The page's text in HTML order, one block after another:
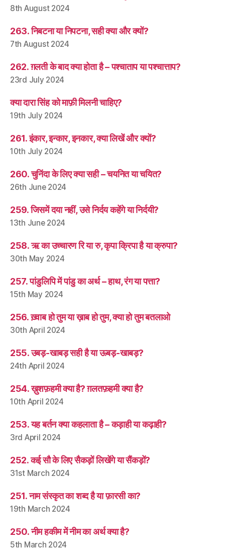
8th August 2024
263. निबटना या निपटना, सही क्या और क्यों?
7th August 2024
262. ग़लती के बाद क्या होता है – पश्चाताप या पश्चात्ताप?
23rd July 2024
क्या दारा सिंह को माफ़ी मिलनी चाहिए?
19th July 2024
261. इंकार, इन्कार, इनकार, क्या लिखें और क्यों?
10th July 2024
260. चुनिंदा के लिए क्या सही – चयनित या चयित?
26th June 2024
259. जिसमें दया नहीं, उसे निर्दय कहेंगे या निर्दयी?
13th June 2024
258. ऋ का उच्चारण रि या रु, कृपा क्रिपा है या क्रुपा?
30th May 2024
257. पांडुलिपि में पांडु का अर्थ – हाथ, रंग या पत्ता?
15th May 2024
256. ख़्वाब हो तुम या ख़ाब हो तुम, क्या हो तुम बतलाओ
30th April 2024
255. उबड़-खाबड़ सही है या ऊबड़-खाबड़?
24th April 2024
254. ख़ुशफ़हमी क्या है? ग़लतफ़हमी क्या है?
10th April 2024
253. यह बर्तन क्या कहलाता है – कड़ाही या कढ़ाही?
3rd April 2024
252. कई सौ के लिए सैकड़ों लिखेंगे या सैंकड़ों?
31st March 2024
251. नाम संस्कृत का शब्द है या फ़ारसी का?
19th March 2024
250. नीम हकीम में नीम का अर्थ क्या है?
5th March 2024